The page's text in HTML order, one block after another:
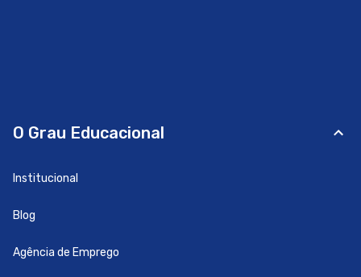
O Grau Educacional
Institucional
Blog
Agência de Emprego